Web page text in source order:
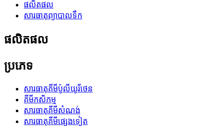
ផលិតផល
សារធាតុព្យាបាលទឹក
ផលិតផល
ប្រភេទ
សារធាតុគីមីប៉ូលីយូរីថេន
គីមីកសិកម្ម
សារធាតុគីមីសំណង់
សារធាតុគីមីផ្សេងទៀត